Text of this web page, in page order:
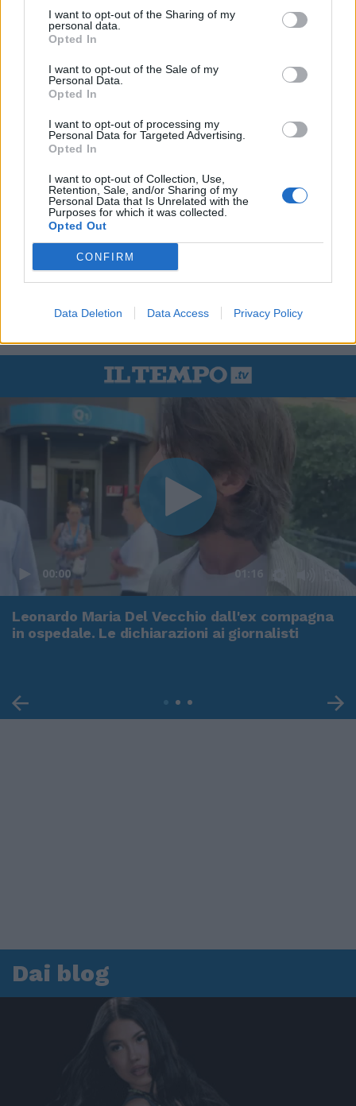
I want to opt-out of the Sharing of my
personal data.
Opted In
I want to opt-out of the Sale of my
Personal Data.
Opted In
I want to opt-out of processing my
Personal Data for Targeted Advertising.
Opted In
I want to opt-out of Collection, Use,
Retention, Sale, and/or Sharing of my
Personal Data that Is Unrelated with the
Purposes for which it was collected.
Opted Out
CONFIRM
Data Deletion Data Access Privacy Policy
00:00 01:16
Leonardo Maria Del Vecchio dall'ex compagna
in ospedale. Le dichiarazioni ai giornalisti
Dai blog